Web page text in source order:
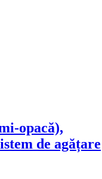
opacă),
de agățare